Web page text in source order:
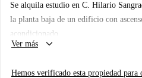
Se alquila estudio en C. Hilario
la planta baja de un edificio con
acondicionado.
Ver más
keyboard_arrow_down
Hemos verificado esta propiedad para